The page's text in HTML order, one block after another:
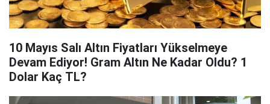
10 Mayıs Salı Altın Fiyatları Yükselmeye
Devam Ediyor! Gram Altın Ne Kadar Oldu? 1
Dolar Kaç TL?